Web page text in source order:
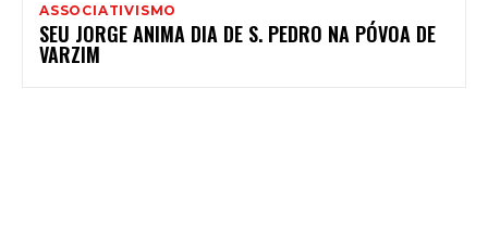
ASSOCIATIVISMO
SEU JORGE ANIMA DIA DE S. PEDRO NA PÓVOA DE
VARZIM